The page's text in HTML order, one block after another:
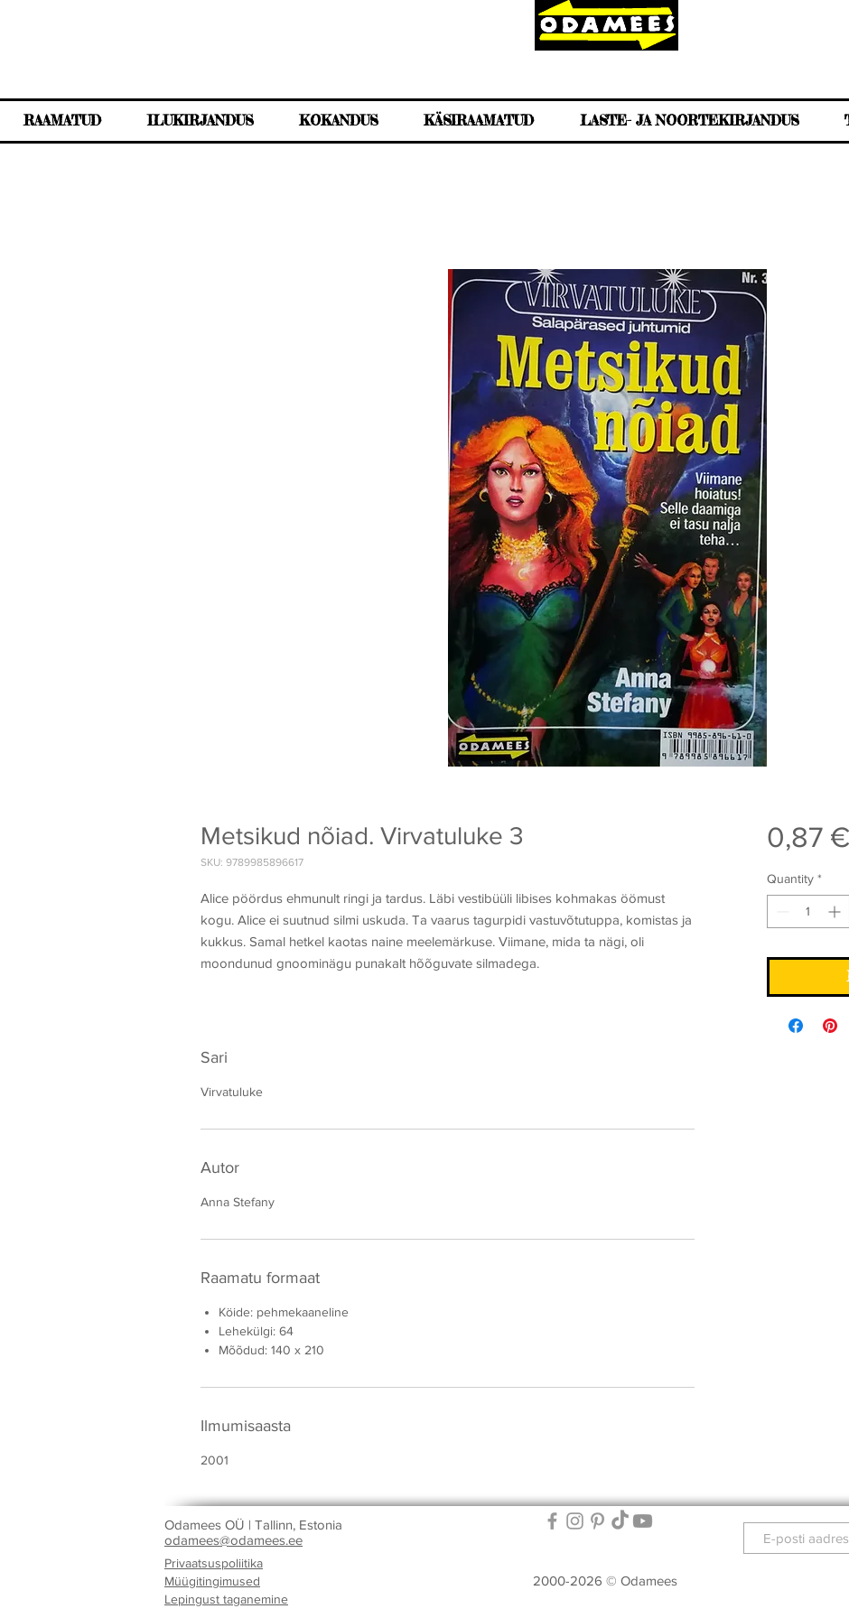
RAAMATUD ILUKIRJANDUS KOKANDUS KÄSIRAAMATUD LASTE- JA NOORTEKIRJANDUS
Metsikud nõiad. Virvatuluke 3
SKU: 9789985896617
Alice pöördus ehmunult ringi ja tardus. Läbi vestibüüli libises kohmakas öömust
kogu. Alice ei suutnud silmi uskuda. Ta vaarus tagurpidi vastuvõtutuppa, komistas ja
kukkus. Samal hetkel kaotas naine meelemärkuse. Viimane, mida ta nägi, oli
moondunud gnoominägu punakalt hõõguvate silmadega.
Sari
Virvatuluke
Autor
Anna Stefany
Raamatu formaat
Köide: pehmekaaneline
Lehekülgi: 64
Mõõdud: 140 x 210
Ilmumisaasta
2001
0,87 €
Quantity *
Odamees OÜ | Tallinn, Estonia
odamees@odamees.ee
Privaatsuspoliitika
Müügitingimused
Lepingust taganemine
2000-2026 © Odamees